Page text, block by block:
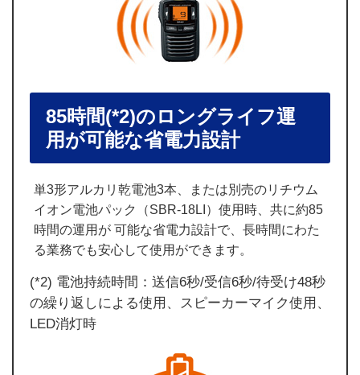
85時間(*2)のロングライフ運
用が可能な省電力設計
単3形アルカリ乾電池3本、または別売のリチウム
イオン電池パック（SBR-18LI）使用時、共に約85
時間の運用が 可能な省電力設計で、長時間にわた
る業務でも安心して使用ができます。
(*2) 電池持続時間：送信6秒/受信6秒/待受け48秒
の繰り返しによる使用、スピーカーマイク使用、
LED消灯時